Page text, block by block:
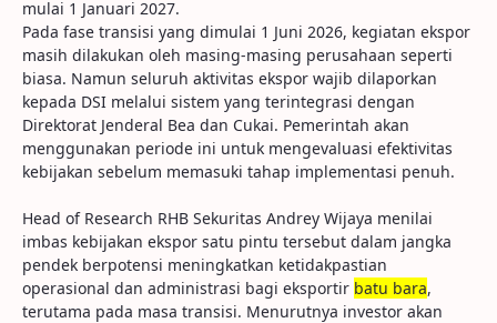
mulai 1 Januari 2027.
Pada fase transisi yang dimulai 1 Juni 2026, kegiatan ekspor
masih dilakukan oleh masing-masing perusahaan seperti
biasa. Namun seluruh aktivitas ekspor wajib dilaporkan
kepada DSI melalui sistem yang terintegrasi dengan
Direktorat Jenderal Bea dan Cukai. Pemerintah akan
menggunakan periode ini untuk mengevaluasi efektivitas
kebijakan sebelum memasuki tahap implementasi penuh.
Head of Research RHB Sekuritas Andrey Wijaya menilai
imbas kebijakan ekspor satu pintu tersebut dalam jangka
pendek berpotensi meningkatkan ketidakpastian
operasional dan administrasi bagi eksportir batu bara,
terutama pada masa transisi. Menurutnya investor akan